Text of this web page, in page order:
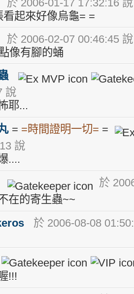
於 2006-01-17 17:32:16 說
看起來好像烏龜= =
於 2006-02-07 00:46:45 說
像有腳的蛹
說
耶...
= =時間證明一切= =
說
....
於
在的寄生蟲~~
於 2006-08-08
!!!